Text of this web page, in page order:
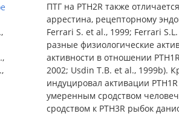
ПТГ на PTH2R также
аррестина, рецепторному
Ferrari S. et al., 1999; Ferrari
разные физиологические
активности в отношении
2002; Usdin T.B. et al., 1999b).
индуцировал активации
умеренным сродством
сродством к PTH3R рыбок